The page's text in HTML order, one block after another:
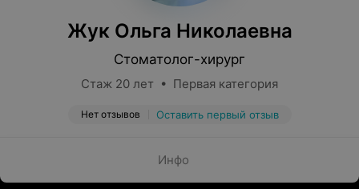
Жук Ольга Николаевна
Стоматолог-хирург
Стаж 20 лет • Первая категория
Нет отзывов Оставить первый отзыв
Инфо